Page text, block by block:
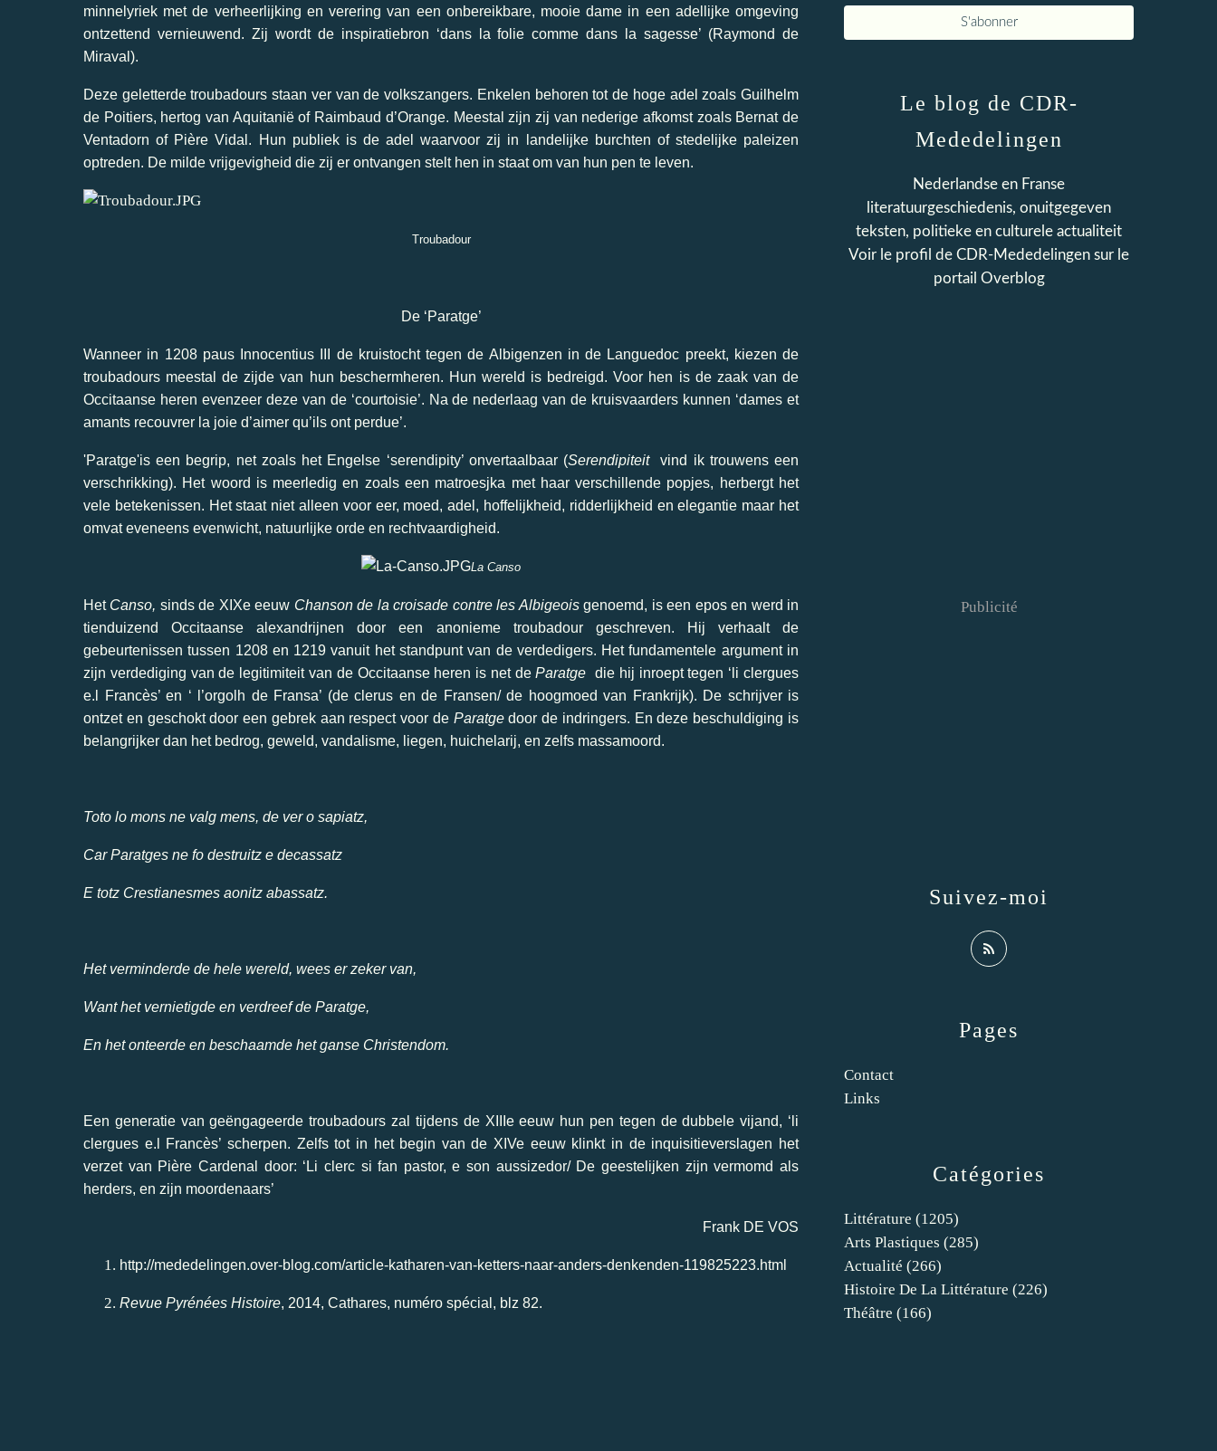
minnelyriek met de verheerlijking en verering van een onbereikbare, mooie dame in een adellijke omgeving
ontzettend vernieuwend. Zij wordt de inspiratiebron ‘dans la folie comme dans la sagesse’ (Raymond de
Miraval).
Deze geletterde troubadours staan ver van de volkszangers. Enkelen behoren tot de hoge adel zoals Guilhelm
de Poitiers, hertog van Aquitanië of Raimbaud d’Orange. Meestal zijn zij van nederige afkomst zoals Bernat de
Ventadorn of Pière Vidal. Hun publiek is de adel waarvoor zij in landelijke burchten of stedelijke paleizen
optreden. De milde vrijgevigheid die zij er ontvangen stelt hen in staat om van hun pen te leven.
Troubadour
De ‘Paratge’
Wanneer in 1208 paus Innocentius III de kruistocht tegen de Albigenzen in de Languedoc preekt, kiezen de
troubadours meestal de zijde van hun beschermheren. Hun wereld is bedreigd. Voor hen is de zaak van de
Occitaanse heren evenzeer deze van de ‘courtoisie’. Na de nederlaag van de kruisvaarders kunnen ‘dames et
amants recouvrer la joie d’aimer qu’ils ont perdue’.
'Paratge'is een begrip, net zoals het Engelse ‘serendipity’ onvertaalbaar (Serendipiteit
vind ik trouwens een
verschrikking). Het woord is meerledig en zoals een matroesjka met haar verschillende popjes, herbergt het
vele betekenissen. Het staat niet alleen voor eer, moed, adel, hoffelijkheid, ridderlijkheid en elegantie maar het
omvat eveneens evenwicht, natuurlijke orde en rechtvaardigheid.
La Canso
Het Canso, sinds de XIXe eeuw Chanson de la croisade contre les Albigeois genoemd, is een epos en werd in
tienduizend Occitaanse alexandrijnen door een anonieme troubadour geschreven. Hij verhaalt de
gebeurtenissen tussen 1208 en 1219 vanuit het standpunt van de verdedigers. Het fundamentele argument in
zijn verdediging van de legitimiteit van de Occitaanse heren is net de Paratge die hij inroept tegen ‘li clergues
e.l Francès’ en ‘ l’orgolh de Fransa’ (de clerus en de Fransen/ de hoogmoed van Frankrijk). De schrijver is
ontzet en geschokt door een gebrek aan respect voor de Paratge door de indringers. En deze beschuldiging is
belangrijker dan het bedrog, geweld, vandalisme, liegen, huichelarij, en zelfs massamoord.
Toto lo mons ne valg mens, de ver o sapiatz,
Car Paratges ne fo destruitz e decassatz
E totz Crestianesmes aonitz abassatz.
Het verminderde de hele wereld, wees er zeker van,
Want het vernietigde en verdreef de Paratge,
En het onteerde en beschaamde het ganse Christendom.
Een generatie van geëngageerde troubadours zal tijdens de XIIIe eeuw hun pen tegen de dubbele vijand, ‘li
clergues e.l Francès’ scherpen. Zelfs tot in het begin van de XIVe eeuw klinkt in de inquisitieverslagen het
verzet van Pière Cardenal door: ‘Li clerc si fan pastor, e son aussizedor/ De geestelijken zijn vermomd als
herders, en zijn moordenaars’
Frank DE VOS
http://mededelingen.over-blog.com/article-katharen-van-ketters-naar-anders-denkenden-119825223.html
Revue Pyrénées Histoire, 2014, Cathares, numéro spécial, blz 82.
Catégories
Littérature (1205)
Arts Plastiques (285)
Actualité (266)
Histoire De La Littérature (226)
Théâtre (166)
Pages
Contact
Links
Le blog de CDR-
Mededelingen
Nederlandse en Franse
literatuurgeschiedenis, onuitgegeven
teksten, politieke en culturele actualiteit
Voir le profil de CDR-Mededelingen sur le
portail Overblog
Suivez-moi
Publicité